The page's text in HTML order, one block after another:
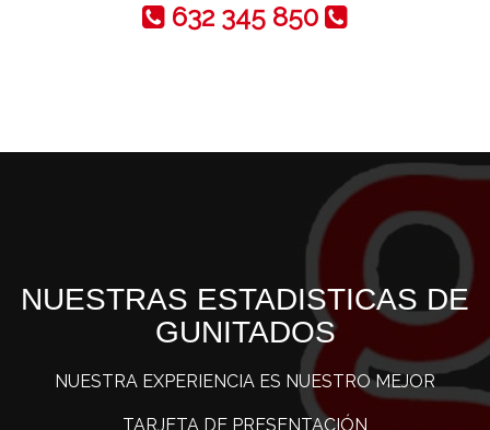
632 345 850
NUESTRAS ESTADISTICAS DE
GUNITADOS
NUESTRA EXPERIENCIA ES NUESTRO MEJOR
TARJETA DE PRESENTACIÓN